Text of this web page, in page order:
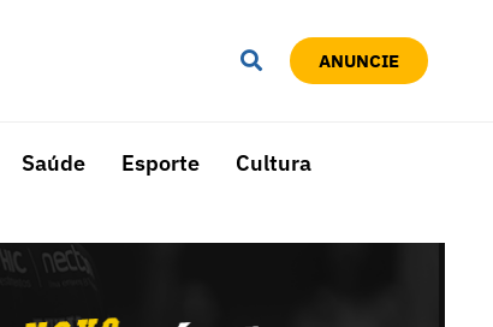
ANUNCIE
Saúde Esporte Cultura